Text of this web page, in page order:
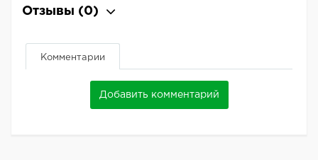
Отзывы (0)
Комментарии
Добавить комментарий